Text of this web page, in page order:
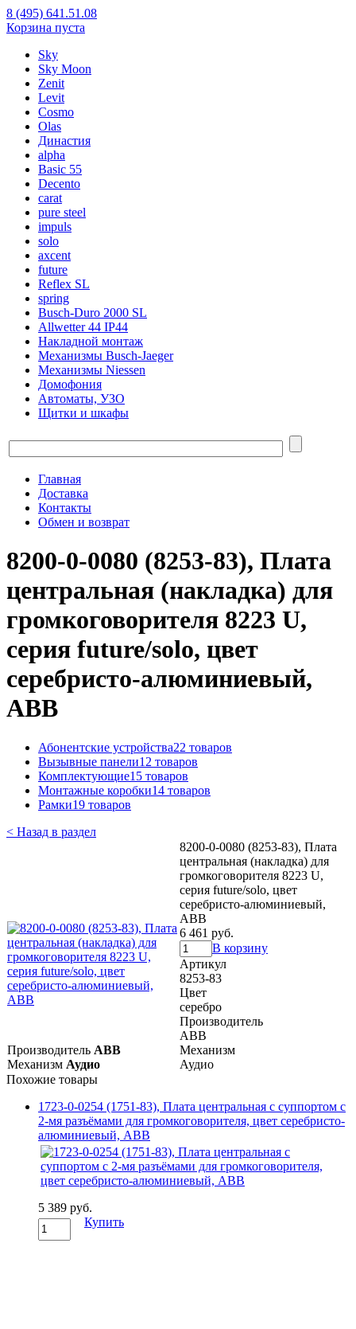
8 (495) 641.51.08
Корзина пуста
Sky
Sky Moon
Zenit
Levit
Cosmo
Olas
Династия
alpha
Basic 55
Decento
carat
pure steel
impuls
solo
axcent
future
Reflex SL
spring
Busch-Duro 2000 SL
Allwetter 44 IP44
Накладной монтаж
Механизмы Busch-Jaeger
Механизмы Niessen
Домофония
Автоматы, УЗО
Щитки и шкафы
Главная
Доставка
Контакты
Обмен и возврат
8200-0-0080 (8253-83), Плата
центральная (накладка) для
громкоговорителя 8223 U,
серия future/solo, цвет
серебристо-алюминиевый,
ABB
Абонентские устройства22 товаров
Вызывные панели12 товаров
Комплектующие15 товаров
Монтажные коробки14 товаров
Рамки19 товаров
< Назад в раздел
8200-0-0080 (8253-83), Плата
центральная (накладка) для
громкоговорителя 8223 U,
серия future/solo, цвет
серебристо-алюминиевый,
ABB
6 461 руб.
В корзину
Артикул
8253-83
Цвет
серебро
Производитель
ABB
Механизм
Аудио
Производитель ABB
Механизм Аудио
Похожие товары
1723-0-0254 (1751-83), Плата центральная с суппортом с
2-мя разъёмами для громкоговорителя, цвет серебристо-
алюминиевый, ABB
5 389 руб.
Купить